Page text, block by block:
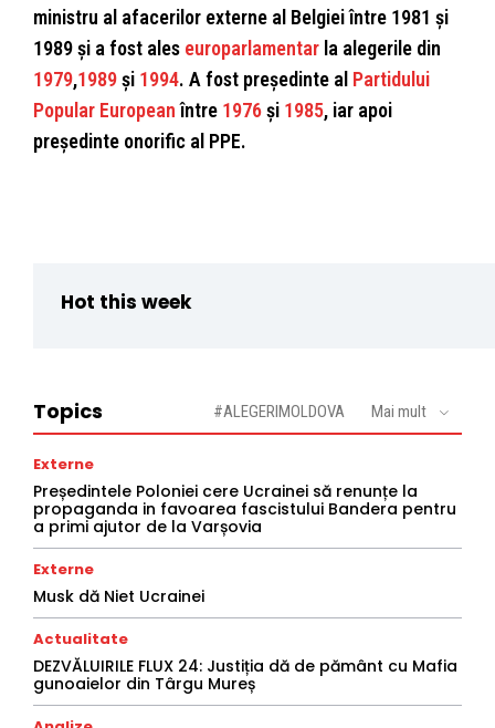
ministru al afacerilor externe al Belgiei între 1981 și
1989 și a fost ales europarlamentar la alegerile din
1979,1989și 1994. A fost președinte al Partidului
Popular Europeanîntre 1976și 1985, iar apoi
președinte onorific al PPE.
Hot this week
Topics #ALEGERIMOLDOVA Mai mult
Externe
Președintele Poloniei cere Ucrainei să renunțe la
propaganda in favoarea fascistului Bandera pentru
a primi ajutor de la Varșovia
Externe
Musk dă Niet Ucrainei
Actualitate
DEZVĂLUIRILE FLUX 24: Justiția dă de pământ cu Mafia
gunoaielor din Târgu Mureș